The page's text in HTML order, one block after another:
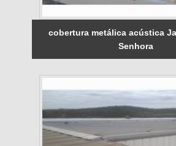
cobertura metálica acústica
Senhora